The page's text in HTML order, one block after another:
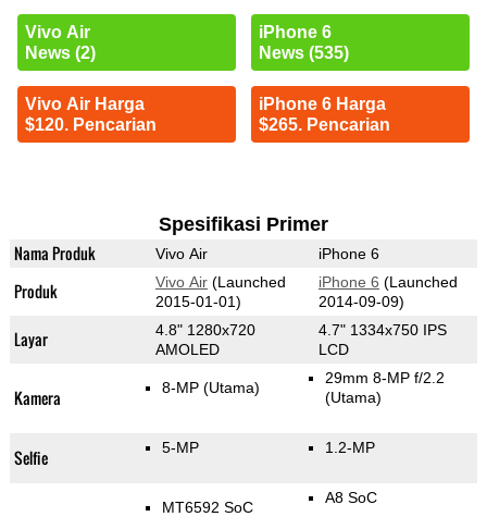
Vivo Air
News (2)
Vivo Air Harga
$120. Pencarian
iPhone 6
News (535)
iPhone 6 Harga
$265. Pencarian
Spesifikasi Primer
Nama Produk Vivo Air iPhone 6
Produk Vivo Air(Launched
2015-01-01)
iPhone 6 (Launched
2014-09-09)
Layar
4.8" 1280x720
AMOLED
4.7" 1334x750 IPS
LCD
Kamera 8-MP (Utama)
29mm 8-MP f/2.2
(Utama)
Selfie 5-MP 1.2-MP
MT6592 SoC
A8 SoC